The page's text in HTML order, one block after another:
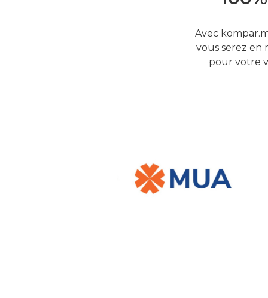
Avec
vous serez en
pour votre